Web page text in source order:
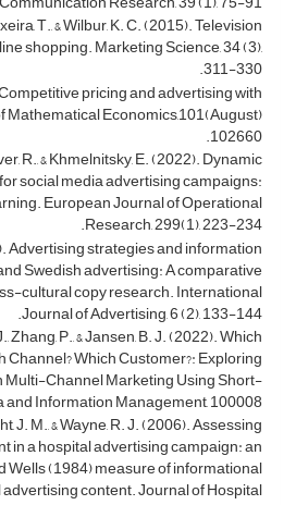
T., & Wilbur, K. C. (2015). Television
shopping. Marketing Science, 34 (3),
311-330.
pricing and advertising with
Mathematical Economics,101(August)
102660.
R., & Khmelnitsky, E. (2022). Dynamic
social media advertising campaigns:
European Journal of Operational
Research, 299(1), 223-234.
Advertising strategies and information
Swedish advertising: A comparative
cultural copy research. International
Journal of Advertising, 6 (2), 133-144.
Zhang, P., & Jansen, B. J. (2022). Which
Channel? Which Customer?: Exploring
Multi-Channel Marketing Using Short-
Information Management, 100008.
J. M., & Wayne, R. J. (2006). Assessing
in a hospital advertising campaign: an
Wells (1984) measure of informational
content. Journal of Hospital